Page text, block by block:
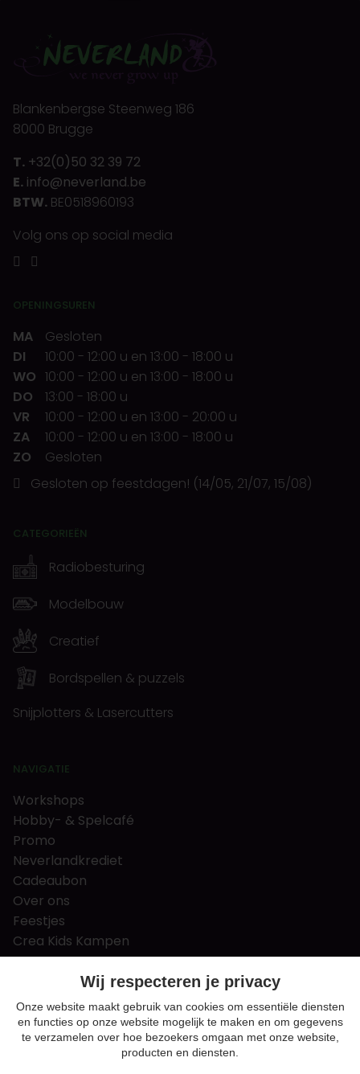
Blankenbergse Steenweg 186
8000 Brugge
T. +32(0)50 32 39 72
E. info@neverland.be
BTW. BE0518960193
Volg ons op social media
OPENINGSUREN
MA
Gesloten
DI
10:00 - 12:00 u en 13:00 - 18:00 u
WO 10:00 - 12:00 u en 13:00 - 18:00 u
DO
13:00 - 18:00 u
VR
10:00 - 12:00 u en 13:00 - 20:00 u
ZA
10:00 - 12:00 u en 13:00 - 18:00 u
ZO
Gesloten
Gesloten op feestdagen! (14/05, 21/07, 15/08)
CATEGORIEËN
Radiobesturing
Modelbouw
Creatief
Bordspellen & puzzels
Snijplotters & Lasercutters
NAVIGATIE
Workshops
Hobby- & Spelcafé
Promo
Neverlandkrediet
Cadeaubon
Over ons
Feestjes
Crea Kids Kampen
FAQ
Tips & tricks
Contact
Nieuws & Vacatures
Wij respecteren je privacy
Onze website maakt gebruik van cookies om essentiële diensten
en functies op onze website mogelijk te maken en om gegevens
te verzamelen over hoe bezoekers omgaan met onze website,
producten en diensten.